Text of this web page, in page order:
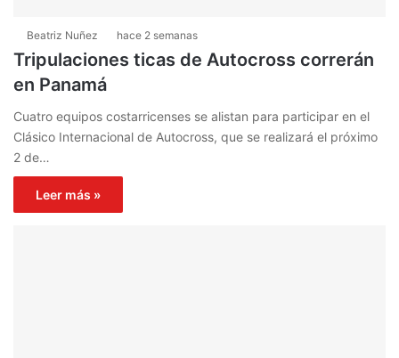
Beatriz Nuñez hace 2 semanas
Tripulaciones ticas de Autocross correrán
en Panamá
Cuatro equipos costarricenses se alistan para participar en el
Clásico Internacional de Autocross, que se realizará el próximo
2 de…
Leer más »